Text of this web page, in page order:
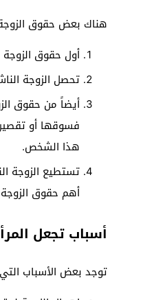
هناك بعض حقوق الزوجة
أول حقوق
تحصل الزوجة
أيضاً من حقوق
فسوقها أو
هذا الشخص.
تستطيع الزوجة
أهم حقوق الزوجة
أسباب تجعل
توجد بعض الأسباب